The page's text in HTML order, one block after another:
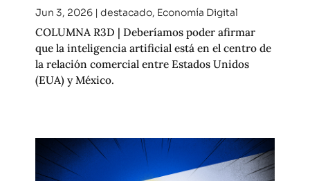
Jun 3, 2026| destacado, Economía Digital
COLUMNA R3D | Deberíamos poder afirmar
que la inteligencia artificial está en el centro de
la relación comercial entre Estados Unidos
(EUA) y México.